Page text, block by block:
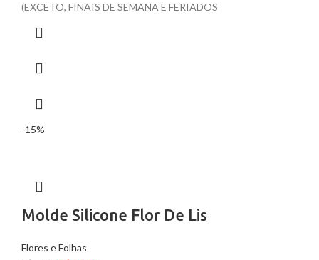
(EXCETO, FINAIS DE SEMANA E FERIADOS
-15%
Molde Silicone Flor De Lis
Flores e Folhas